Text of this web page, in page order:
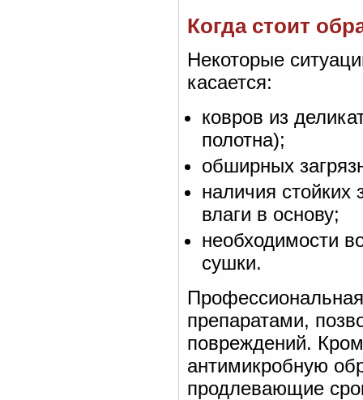
Когда стоит
Некоторые
касается:
ковров из
полотна);
обширных
наличия
влаги в основу;
необходимости
сушки.
препаратами,
повреждений.
антимикробную
продлевающие